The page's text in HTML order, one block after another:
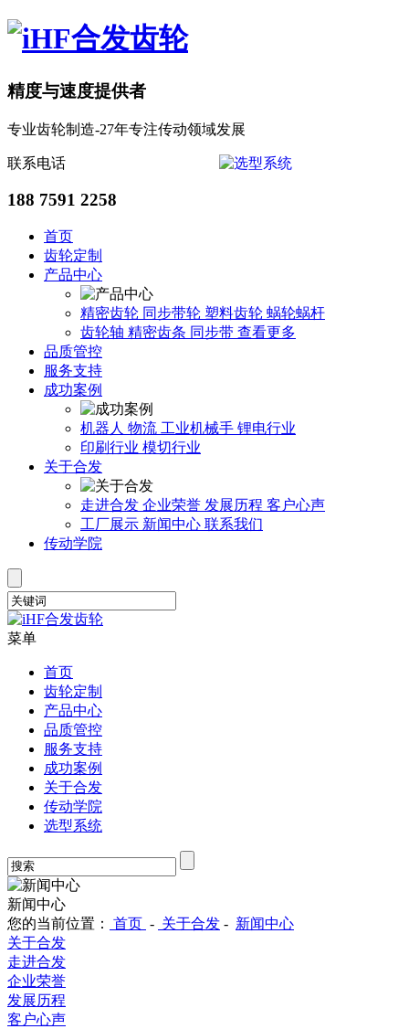
精度与速度提供者
专业齿轮制造-27年专注传动领域发展
联系电话
188 7591 2258
首页
齿轮定制
产品中心
精密齿轮 同步带轮 塑料齿轮 蜗轮蜗杆
齿轮轴 精密齿条 同步带 查看更多
品质管控
服务支持
成功案例
机器人 物流 工业机械手 锂电行业
印刷行业 模切行业
关于合发
走进合发 企业荣誉 发展历程 客户心声
工厂展示 新闻中心 联系我们
传动学院
菜单
首页
齿轮定制
产品中心
品质管控
服务支持
成功案例
关于合发
传动学院
选型系统
新闻中心
您的当前位置：
首页 - 关于合发 - 新闻中心
关于合发
走进合发
企业荣誉
发展历程
客户心声